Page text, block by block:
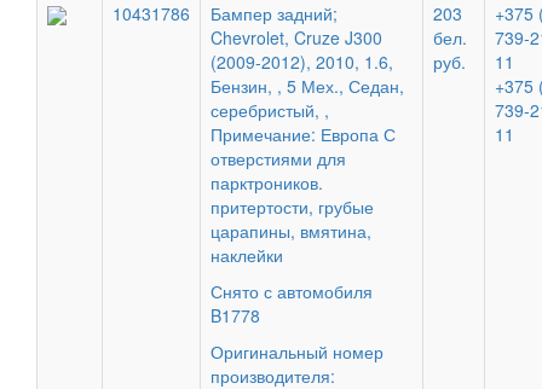
10431786
Бампер задний;
Chevrolet, Cruze J300
(2009-2012), 2010, 1.6,
Бензин, , 5 Мех., Седан,
серебристый, ,
Примечание: Европа С
отверстиями для
парктроников.
притертости, грубые
царапины, вмятина,
наклейки
Снято с автомобиля
B1778
Оригинальный номер
производителя:
203
бел.
руб.
+375
739-
11
+375
739-
11